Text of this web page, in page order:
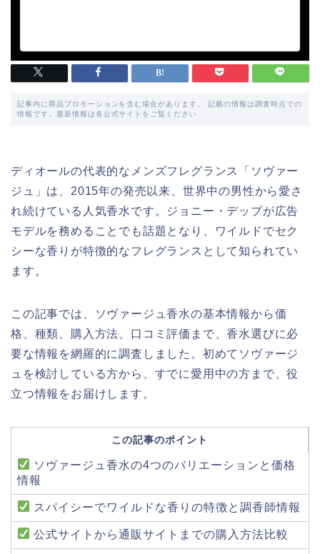
記事内に商品プロモーションを含む場合があります。 記載の情報は調査時点での
情報です。最新情報は各公式サイトをご覧ください
ディオールの代表的なメンズフレグランス「ソヴァー
ジュ」は、2015年の発売以来、世界中の男性から愛さ
れ続けている人気香水です。ジョニー・デップが広告
モデルを務めることでも話題となり、ワイルドでセク
シーな香りが特徴的なフレグランスとして知られてい
ます。
この記事では、ソヴァージュ香水の基本情報から価
格、種類、購入方法、口コミ評価まで、香水選びに必
要な情報を網羅的に調査しました。初めてソヴァージ
ュを検討している方から、すでに愛用中の方まで、役
立つ情報をお届けします。
この記事のポイント
ソヴァージュ香水の4つのバリエーションと価格
情報
スパイシーでワイルドな香りの特徴と調香師情報
公式サイトから通販サイトまでの購入方法比較